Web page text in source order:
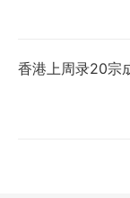
香港上周录20宗